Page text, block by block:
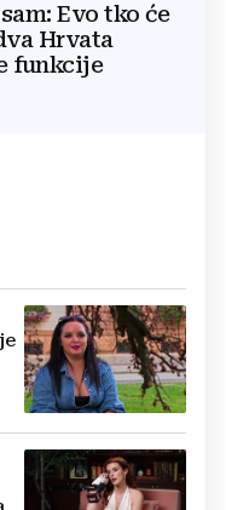
Evo tko će
Hrvata
funkcije